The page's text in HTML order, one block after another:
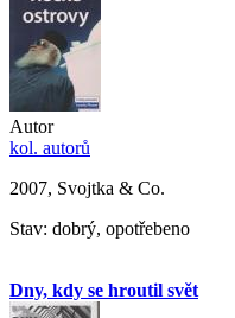
Autor
kol. autorů
2007, Svojtka & Co.
Stav: dobrý, opotřebeno
Dny, kdy se hroutil svět